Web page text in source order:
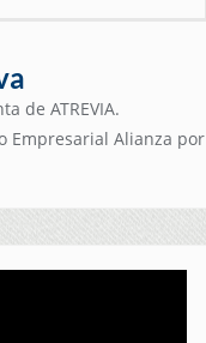
de ATREVIA.
Empresarial Alianza por